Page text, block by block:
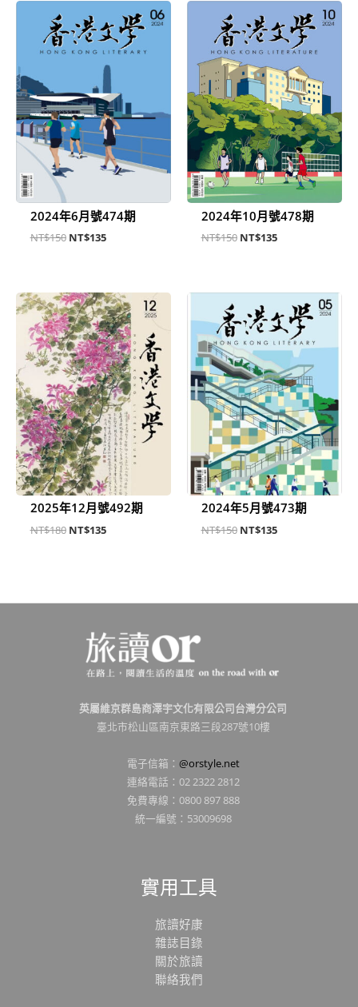
2024年6月號474期
NT$150
始
價
格：
NT$135
前
價
格：
2024年10月號478期
NT$150
始
價
格：
NT$150。
NT$135
前
價
格：
2025年12月號492期
NT$180
原
始
價
格：
NT$180。
NT$135
目
前
價
格：
NT$135。
2024年5月號473期
NT$150
始
價
格：
NT$150。
NT$135
前
價
格：
NT$135。
英屬維京群島商澤宇文化有限公司台灣分公司
臺北市松山區南京東路三段287號10樓
電子信箱： @orstyle.net
連絡電話：02 2322 2812
免費專線：0800 897 888
統一編號：53009698
實用工具
旅讀好康
雜誌目錄
關於旅讀
聯絡我們